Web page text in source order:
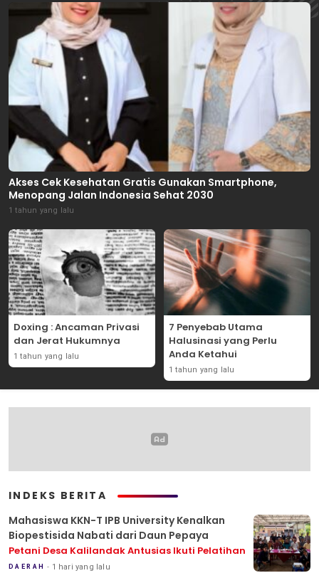
Akses Cek Kesehatan Gratis Gunakan Smartphone,
Menopang Jalan Indonesia Sehat 2030
1 tahun yang lalu
Doxing : Ancaman Privasi
dan Jerat Hukumnya
1 tahun yang lalu
7 Penyebab Utama
Halusinasi yang Perlu
Anda Ketahui
1 tahun yang lalu
INDEKS BERITA
Mahasiswa KKN-T IPB University Kenalkan
Biopestisida Nabati dari Daun Pepaya
Petani Desa Kalilandak Antusias Ikuti Pelatihan
DAERAH 1 hari yang lalu